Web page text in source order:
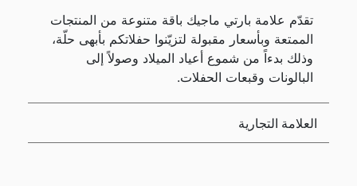
تقدّم علامة بارتي ماجيك باقة متنوعة من المنتجات
الممتعة وبأسعار مقبولة لتزيّنوا حفلاتكم بأبهى حلّة،
وذلك بدءاً من شموع أعياد الميلاد وصولاً إلى
البالونات وقبعات الحفلات.
العلامة التجارية